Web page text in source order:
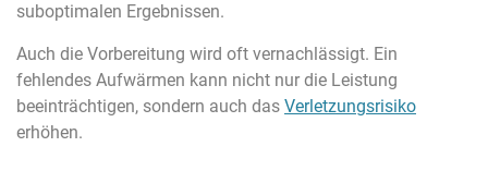
suboptimalen Ergebnissen.
Auch die Vorbereitung wird oft vernachlässigt. Ein
fehlendes Aufwärmen kann nicht nur die Leistung
beeinträchtigen, sondern auch das Verletzungsrisiko
erhöhen.